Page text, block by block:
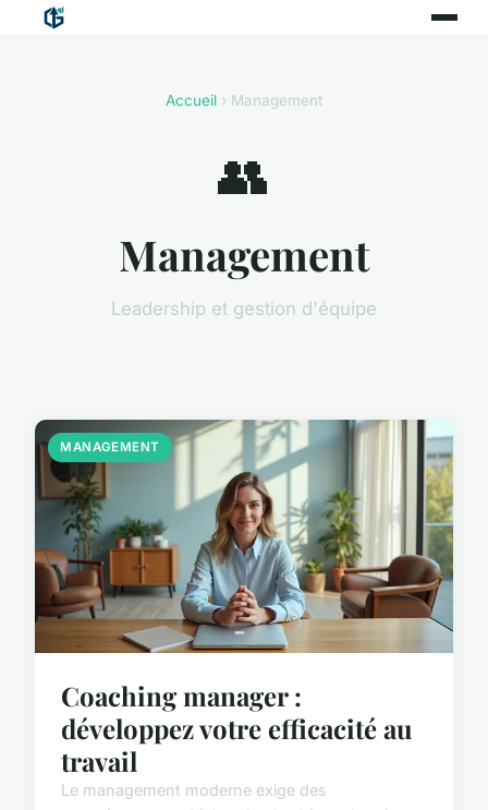
Accueil › Management
👥
Management
Leadership et gestion d'équipe
MANAGEMENT
Coaching manager :
développez votre efficacité au
travail
Le management moderne exige des